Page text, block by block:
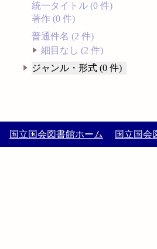
統一タイトル (0 件)
著作 (0 件)
普通件名 (2 件)
細目なし (2 件)
ジャンル・形式 (0 件)
国立国会図書館ホーム 国立国会